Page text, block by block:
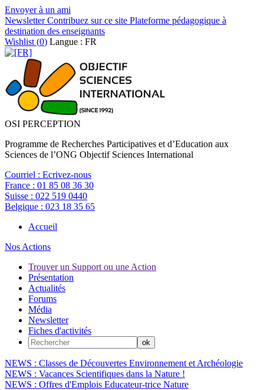
Envoyer à un ami
NewsletterContribuez sur ce site Plateforme pédagogique à
destination des enseignants
Wishlist (0) Langue : FR
OSI PERCEPTION
Programme de Recherches Participatives et d’Education aux
Sciences de l’ONG Objectif Sciences International
Courriel : Ecrivez-nous
France : 01 85 08 36 30
Suisse : 022 519 0440
Belgique : 023 18 35 65
Accueil
Nos Actions
Trouver un Support ou une Action
Présentation
Actualités
Forums
Média
Newsletter
Fiches d'activités
NEWS : Classes de Découvertes Environnement et Archéologie
NEWS : Vacances Scientifiques dans la Nature !
NEWS : Offres d'Emplois Educateur-trice Nature